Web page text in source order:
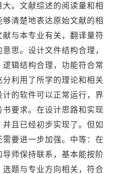
。文献综述的阅读量和相
清楚地表达原始文献的相
与本专业有关，翻译量符
思。设计文件结构合理，
辑结构合理，功能符合常
利用了所学的理论和相关
的软件可以正常运行，界
要求。在设计思路和实现
并且已经初步实现了。但如
要进一步加强。中等：在
师保持联系，基本能按阶
题与专业方向相关，符合